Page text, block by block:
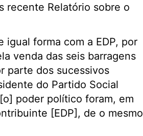
recente Relatório sobre o
igual forma com a EDP, por
venda das seis barragens
parte dos sucessivos
do Partido Social
poder político foram, em
[EDP], de o mesmo